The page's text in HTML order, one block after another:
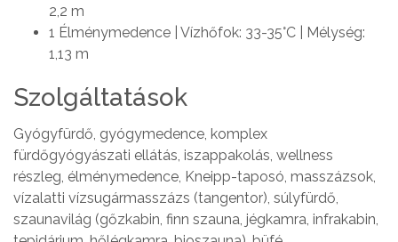
2,2 m
1 Élménymedence | Vízhőfok: 33-35°C | Mélység:
1,13 m
Szolgáltatások
Gyógyfürdő, gyógymedence, komplex
fürdőgyógyászati ellátás, iszappakolás, wellness
részleg, élménymedence, Kneipp-taposó, masszázsok,
vízalatti vízsugármasszázs (tangentor), súlyfürdő,
szaunavilág (gőzkabin, finn szauna, jégkamra, infrakabin,